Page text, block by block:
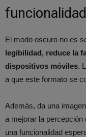
El modo oscuro no es
legibilidad, reduce la
dispositivos móviles.
a que este formato se
Además, da una
a mejorar la
una funcionalidad